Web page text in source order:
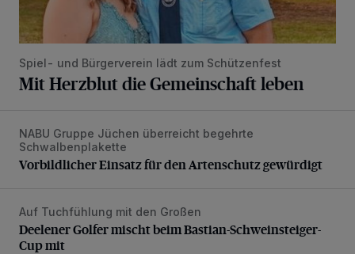
Spiel- und Bürgerverein lädt zum Schützenfest
Mit Herzblut die Gemeinschaft leben
Vorbildlicher Einsatz für den Artenschutz gewürdigt
NABU Gruppe Jüchen überreicht begehrte
Schwalbenplakette
Vorbildlicher Einsatz für den Artenschutz gewürdigt
Deelener Golfer mischt beim Bastian-Schweinsteiger-
Auf Tuchfühlung mit den Großen
Deelener Golfer mischt beim Bastian-Schweinsteiger-
Cup mit